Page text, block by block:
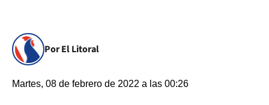
Por El Litoral
Martes, 08 de febrero de 2022 a las 00:26